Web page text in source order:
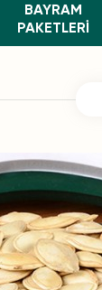
BAYRAM
PAKETLERI